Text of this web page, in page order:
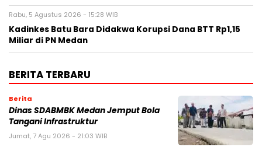
Rabu, 5 Agustus 2026 - 15:28 WIB
Kadinkes Batu Bara Didakwa Korupsi Dana BTT Rp1,15
Miliar di PN Medan
BERITA TERBARU
Berita
Dinas SDABMBK Medan Jemput Bola
Tangani Infrastruktur
Jumat, 7 Agu 2026 - 21:03 WIB